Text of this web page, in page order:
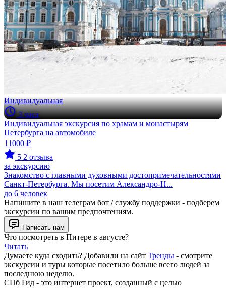
Индивидуальная
3 часа
Индивидуальная экскурсия по храмам и монастырям
Петербурга на автомобиле
11000 ₽
5 2 отзыва
за экскурсию
Знакомство с главными духовными достопримечательностями
Санкт-Петербурга. Мы посетим Александро-Н...
до 6 человек
Напишите в наш телеграм бот / службу поддержки - подберем
экскурсии по вашим предпочтениям.
Написать нам
Что посмотреть в Питере в августе?
Читать
Думаете куда сходить? Добавили на сайт Тренды - смотрите
экскурсии и туры которые посетило больше всего людей за
последнюю неделю.
СПб Гид - это интернет проект, созданный с целью